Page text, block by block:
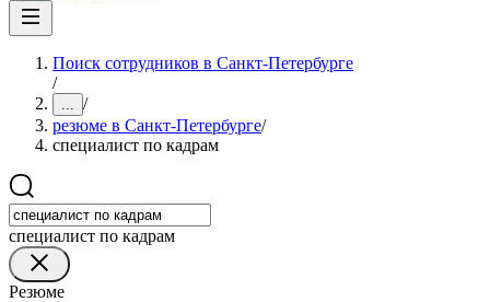
Поиск сотрудников в Санкт-Петербурге
/
... /
резюме в Санкт-Петербурге/
специалист по кадрам
специалист по кадрам
Резюме